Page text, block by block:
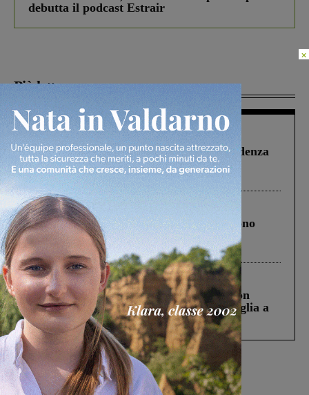
debutta il podcast Estrair
Più lette
Figline Incisa Valdarno 1 Agosto 2026
Piscina di Figline finanziata oltre la scadenza
Pnrr, il gruppo di Fratelli d’Italia: “Un
ringraziamento al Governo”
Cronaca 4 Agosto 2026
Un anno fa la strage in A1 in cui morirono
Gianni, Giulia e Franco. Lo schianto, il
processo, lo stop ai sorpassi fra tir....
Cronaca 3 Agosto 2026
Scomparso da una struttura di Castiglion
Fiorentino l’uomo che aveva ucciso la figlia a
Levane nel 2020
×